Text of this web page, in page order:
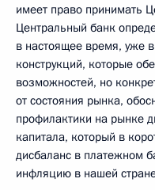
имеет право принимать
Центральный банк
в настоящее время, уже
конструкций, которые
возможностей, но
от состояния рынка,
профилактики на рынке
капитала, который в
дисбаланс в платежном
инфляцию в нашей